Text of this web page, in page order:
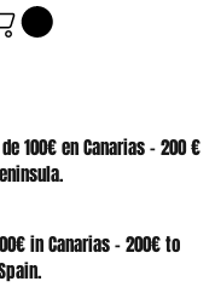
100€ en Canarias - 200 €
SHOP
in Canarias - 200€ to